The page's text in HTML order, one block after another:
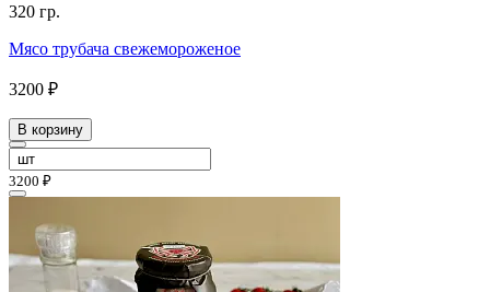
320 гр.
Мясо трубача свежемороженое
3200 ₽
В корзину
3200 ₽